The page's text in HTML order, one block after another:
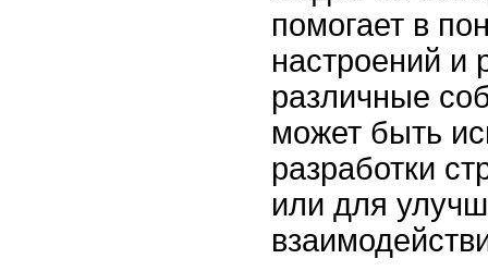
помогает в
настроений и
различные
может быть
разработки
или для